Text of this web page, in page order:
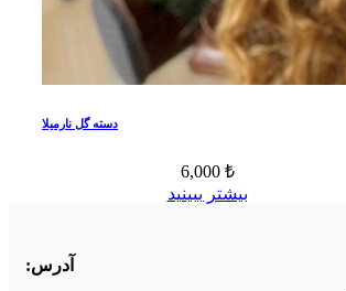
دسته گل نارمیلا
6,000 ₺
بیشتر ببینید
آدرس: